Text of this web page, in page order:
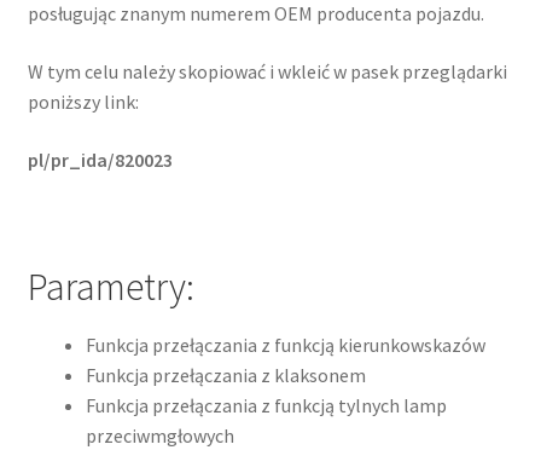
posługując znanym numerem OEM producenta pojazdu.
W tym celu należy skopiować i wkleić w pasek przeglądarki
poniższy link:
pl/pr_ida/820023
Parametry:
Funkcja przełączania z funkcją kierunkowskazów
Funkcja przełączania z klaksonem
Funkcja przełączania z funkcją tylnych lamp
przeciwmgłowych